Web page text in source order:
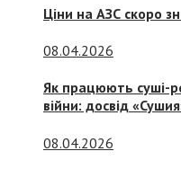
Ціни на АЗС скоро
08.04.2026
Як працюють суші-
війни: досвід
08.04.2026